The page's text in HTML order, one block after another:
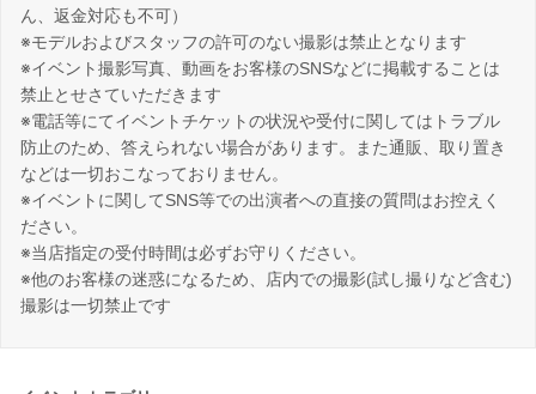
ん、返金対応も不可）
※モデルおよびスタッフの許可のない撮影は禁止となります
※イベント撮影写真、動画をお客様のSNSなどに掲載することは
禁止とせさていただきます
※電話等にてイベントチケットの状況や受付に関してはトラブル
防止のため、答えられない場合があります。また通販、取り置き
などは一切おこなっておりません。
※イベントに関してSNS等での出演者への直接の質問はお控えく
ださい。
※当店指定の受付時間は必ずお守りください。
※他のお客様の迷惑になるため、店内での撮影(試し撮りなど含む)
撮影は一切禁止です